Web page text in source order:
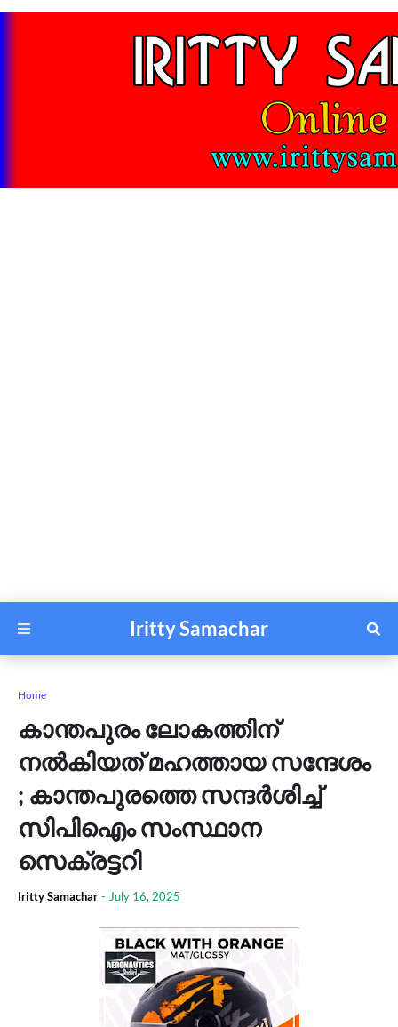
Iritty Samachar
Home
കാന്തപുരം ലോകത്തിന്
നല്‍കിയത് മഹത്തായ സന്ദേശം
; കാന്തപുരത്തെ സന്ദര്‍ശിച്ച്
സിപിഐം സംസ്ഥാന
സെക്രട്ടറി
Iritty Samachar - July 16, 2025